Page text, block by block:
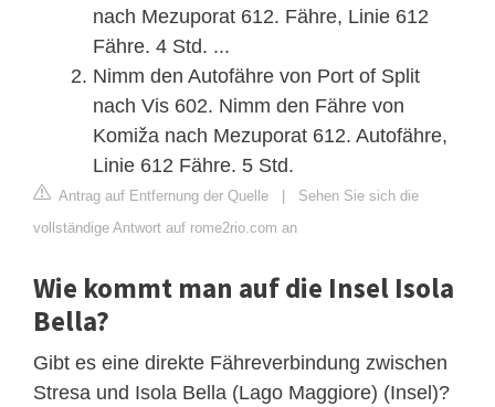
nach Mezuporat 612. Fähre, Linie 612
Fähre. 4 Std. ...
Nimm den Autofähre von Port of Split
nach Vis 602. Nimm den Fähre von
Komiža nach Mezuporat 612. Autofähre,
Linie 612 Fähre. 5 Std.
Antrag auf Entfernung der Quelle
Sehen Sie sich die
vollständige Antwort auf rome2rio.com an
Wie kommt man auf die Insel Isola
Bella?
Gibt es eine direkte Fähreverbindung zwischen
Stresa und Isola Bella (Lago Maggiore) (Insel)?